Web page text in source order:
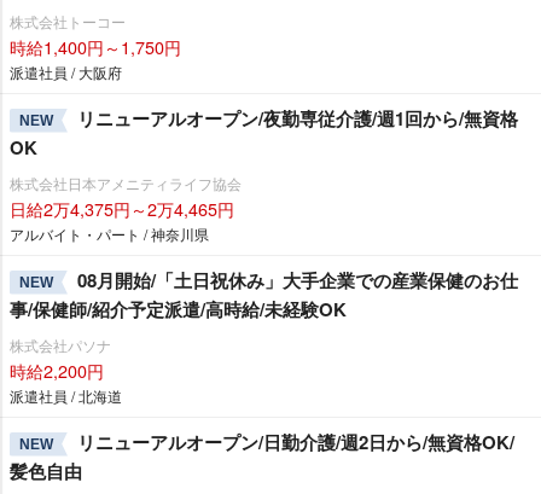
株式会社トーコー
時給1,400円～1,750円
派遣社員 / 大阪府
NEW
リニューアルオープン/夜勤専従介護/週1回から/無資格
OK
株式会社日本アメニティライフ協会
日給2万4,375円～2万4,465円
アルバイト・パート / 神奈川県
NEW
08月開始/「土日祝休み」大手企業での産業保健のお仕
事/保健師/紹介予定派遣/高時給/未経験OK
株式会社パソナ
時給2,200円
派遣社員 / 北海道
NEW
リニューアルオープン/日勤介護/週2日から/無資格OK/
髪色自由